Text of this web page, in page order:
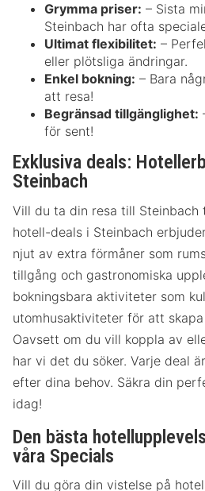
Grymma priser: – Sista
Steinbach har ofta
Ultimat flexibilitet: –
eller plötsliga ändringar.
Enkel bokning: – Bara
att resa!
Begränsad tillgänglighet:
för sent!
Exklusiva deals:
Steinbach
Vill du ta din resa till Steinbach
hotell-deals i Steinbach
njut av extra förmåner som
tillgång och gastronomiska
bokningsbara aktiviteter som
utomhusaktiviteter för att
Oavsett om du vill koppla av
har vi det du söker. Varje deal
efter dina behov. Säkra din
idag!
Den bästa
våra Specials
Vill du göra din vistelse på